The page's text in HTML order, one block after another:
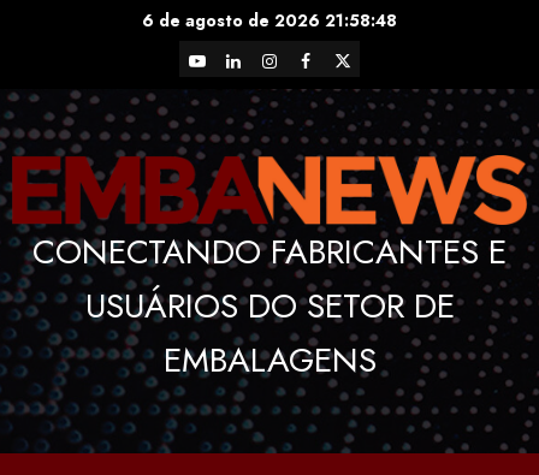
6 de agosto de 2026 21:58:49
YouTubeLinkedInInstagram
Facebook
X
CONECTANDO FABRICANTES E
USUÁRIOS DO SETOR DE
EMBALAGENS